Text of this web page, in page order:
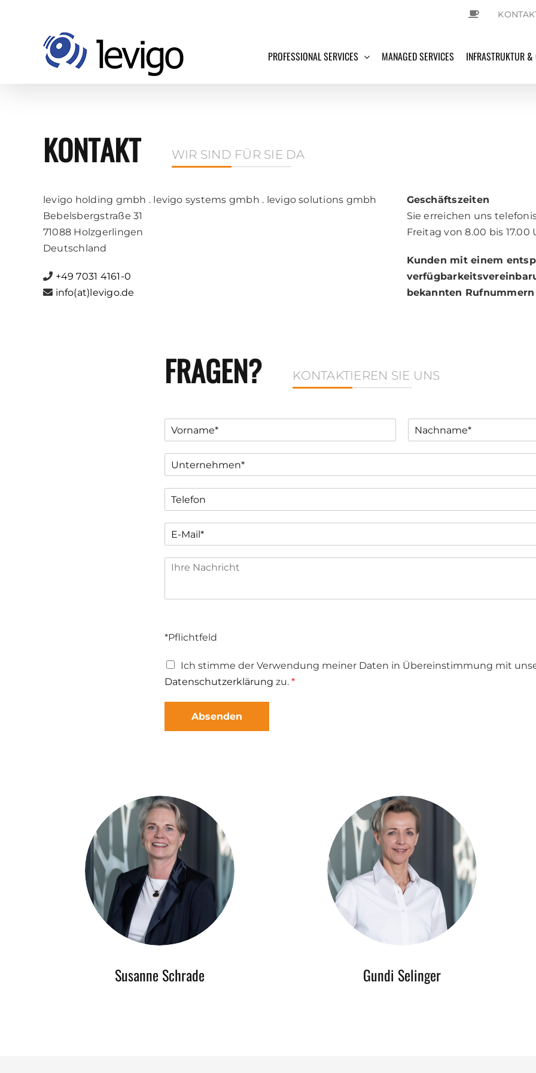
PROFESSIONAL SERVICES MANAGED SERVICES INFRASTRUKTUR &
KONTAKT WIR SIND FÜR SIE DA
levigo holding gmbh . levigo systems gmbh . levigo solutions gmbh
Bebelsbergstraße 31
71088 Holzgerlingen
Deutschland
+49 7031 4161-0
info(at)levigo.de
Geschäftszeiten
Sie erreichen uns
Freitag von 8.00 bis 17.00
Kunden mit einem
bekannten
FRAGEN? KONTAKTIEREN SIE UNS
*Pflichtfeld
Ich stimme der Verwendung meiner Daten in Übereinstimmung mit
Datenschutzerklärung zu. *
Absenden
Susanne Schrade Gundi Selinger